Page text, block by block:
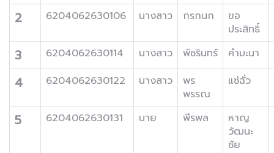
2 6204062630106 นางสาว กรกนก
ขอ
ประสิทธิ์
3 6204062630114 นางสาว พัชรินทร์ คำมะนา
4 6204062630122 นางสาว
พร
พรรณ
แซ่ฉั่ว
5 6204062630131 นาย พีรพล
หาญ
วัฒนะ
ชัย